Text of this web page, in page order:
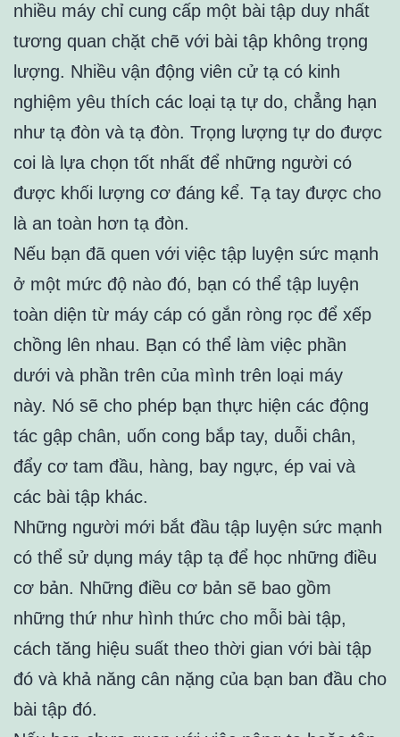
nhiều máy chỉ cung cấp một bài tập duy nhất
tương quan chặt chẽ với bài tập không trọng
lượng. Nhiều vận động viên cử tạ có kinh
nghiệm yêu thích các loại tạ tự do, chẳng hạn
như tạ đòn và tạ đòn. Trọng lượng tự do được
coi là lựa chọn tốt nhất để những người có
được khối lượng cơ đáng kể. Tạ tay được cho
là an toàn hơn tạ đòn.
Nếu bạn đã quen với việc tập luyện sức mạnh
ở một mức độ nào đó, bạn có thể tập luyện
toàn diện từ máy cáp có gắn ròng rọc để xếp
chồng lên nhau. Bạn có thể làm việc phần
dưới và phần trên của mình trên loại máy
này. Nó sẽ cho phép bạn thực hiện các động
tác gập chân, uốn cong bắp tay, duỗi chân,
đẩy cơ tam đầu, hàng, bay ngực, ép vai và
các bài tập khác.
Những người mới bắt đầu tập luyện sức mạnh
có thể sử dụng máy tập tạ để học những điều
cơ bản. Những điều cơ bản sẽ bao gồm
những thứ như hình thức cho mỗi bài tập,
cách tăng hiệu suất theo thời gian với bài tập
đó và khả năng cân nặng của bạn ban đầu cho
bài tập đó.